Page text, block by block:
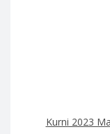
Kurni 2023